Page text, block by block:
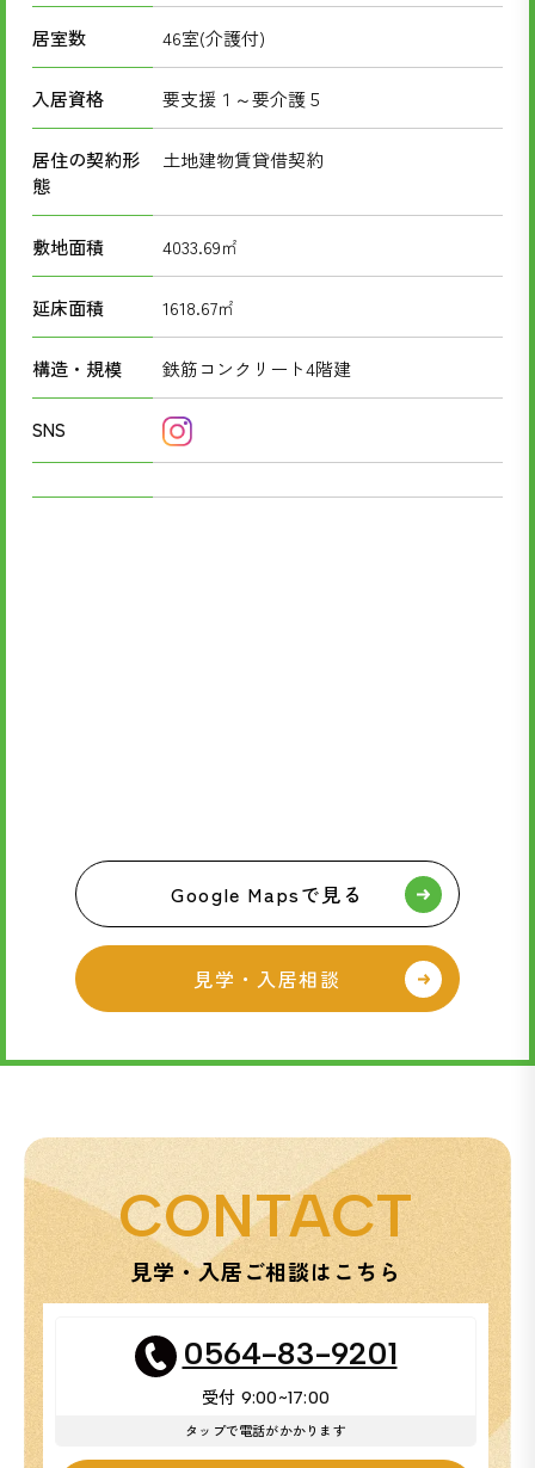
居室数 46室(介護付)
入居資格 要支援１～要介護５
居住の契約形
態
土地建物賃貸借契約
敷地面積 4033.69㎡
延床面積 1618.67㎡
構造・規模 鉄筋コンクリート4階建
SNS
Google Mapsで見る
見学・入居相談
CONTACT
見学・入居ご相談はこちら
0564-83-9201
受付 9:00~17:00
タップで電話がかかります